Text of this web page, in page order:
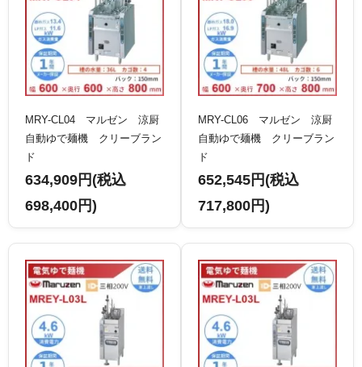
MRY-CL04 マルゼン 涼厨
自動ゆで麺機 クリーブラン
ド
634,909円(税込
698,400円)
MRY-CL06 マルゼン 涼厨
自動ゆで麺機 クリーブラン
ド
652,545円(税込
717,800円)